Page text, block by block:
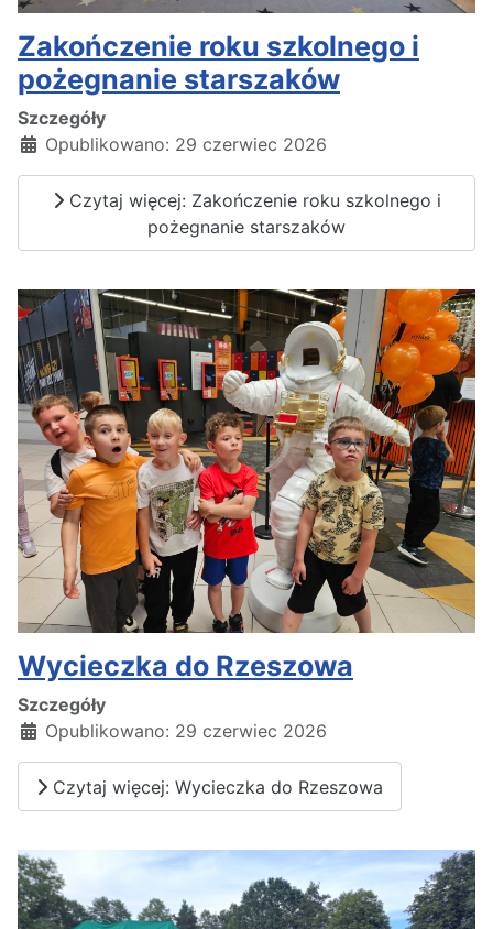
Zakończenie roku szkolnego i
pożegnanie starszaków
Szczegóły
Opublikowano: 29 czerwiec 2026
Czytaj więcej: Zakończenie roku szkolnego i
pożegnanie starszaków
Wycieczka do Rzeszowa
Szczegóły
Opublikowano: 29 czerwiec 2026
Czytaj więcej: Wycieczka do Rzeszowa